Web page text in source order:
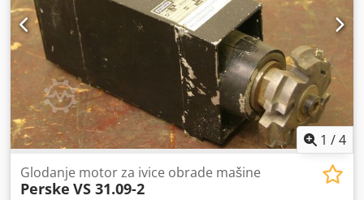
1 /4
Glodanje motor za ivice obrade mašine
Perske VS 31.09-2